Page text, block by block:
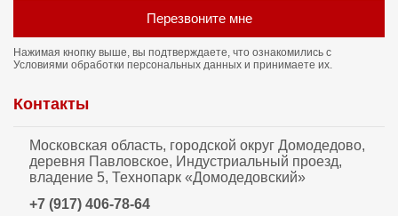
Перезвоните мне
Нажимая кнопку выше, вы подтверждаете, что ознакомились с
Условиями обработки персональных данных и принимаете их.
Контакты
Московская область, городской округ Домодедово,
деревня Павловское, Индустриальный проезд,
владение 5, Технопарк «Домодедовский»
+7 (917) 406-78-64